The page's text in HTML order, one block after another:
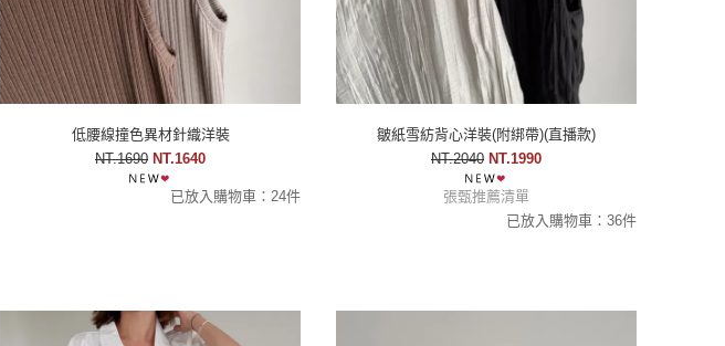
低腰線撞色異材針織洋裝
NT.1690 NT.1640
已放入購物車：24件
皺紙雪紡背心洋裝(附綁帶)(直播款)
NT.2040 NT.1990
張甄推薦清單
已放入購物車：36件